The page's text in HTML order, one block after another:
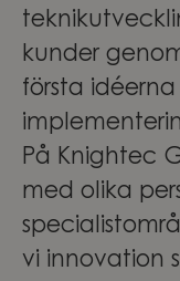
kunder
första
På Knightec
med olika
vi innovation